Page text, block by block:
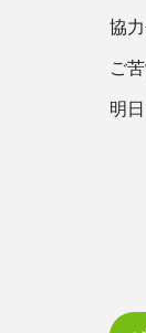
協
ご
明